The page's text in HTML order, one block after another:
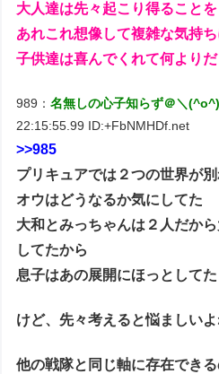
大人達は先々起こり得ることを
あれこれ想像して複雑な気持ち
子供達は喜んでくれて何よりだ
989：名無しの心子知らず＠＼
22:15:55.99 ID:+FbNMHDf.net
>>985
プリキュアでは２つの世界が
オウはどうなるか気にしてた
大和とみっちゃんは２人だか
してたから
息子はあの展開にほっとしてた
けど、先々考えると悩ましい
他の戦隊と同じ軸に存在でき